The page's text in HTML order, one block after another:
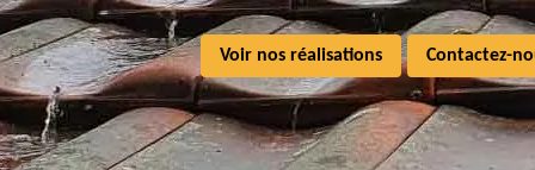
Voir nos réalisations Contactez-